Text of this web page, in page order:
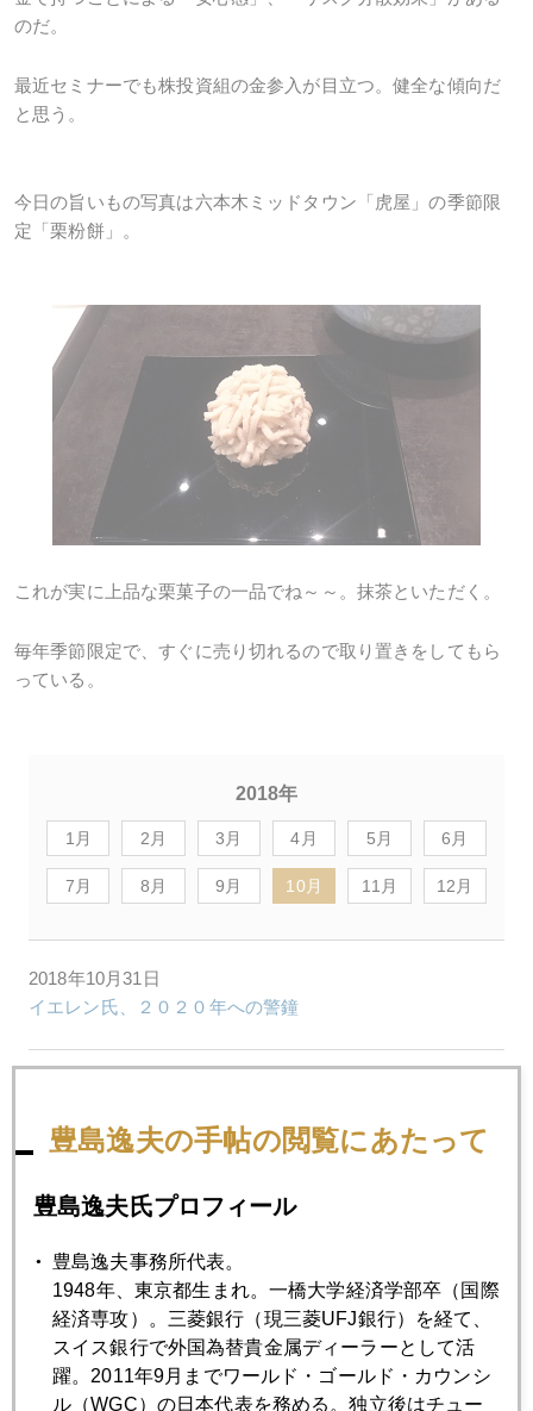
のだ。
最近セミナーでも株投資組の金参入が目立つ。健全な傾向だ
と思う。
今日の旨いもの写真は六本木ミッドタウン「虎屋」の季節限
定「栗粉餅」。
これが実に上品な栗菓子の一品でね～～。抹茶といただく。
毎年季節限定で、すぐに売り切れるので取り置きをしてもら
っている。
2018年
1月 2月 3月 4月 5月 6月
7月 8月 9月 10月 11月 12月
2018年10月31日
イエレン氏、２０２０年への警鐘
2018年10月29日
2018年10月26日
ＮＹ株は時間外でアマゾンショック
豊島逸夫の手帖の閲覧にあたって
豊島逸夫氏プロフィール
豊島逸夫事務所代表。
1948年、東京都生まれ。一橋大学経済学部卒（国際
経済専攻）。三菱銀行（現三菱UFJ銀行）を経て、
スイス銀行で外国為替貴金属ディーラーとして活
躍。2011年9月までワールド・ゴールド・カウンシ
ル（WGC）の日本代表を務める。独立後はチュー